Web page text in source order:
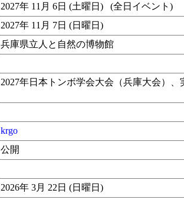
2027年 11月 6日 (土曜日) (全日イベント)
2027年 11月 7日 (日曜日)
兵庫県立人と自然の博物館
2027年日本トンボ学会大会（兵庫大会）
krgo
公開
2026年 3月 22日 (日曜日)